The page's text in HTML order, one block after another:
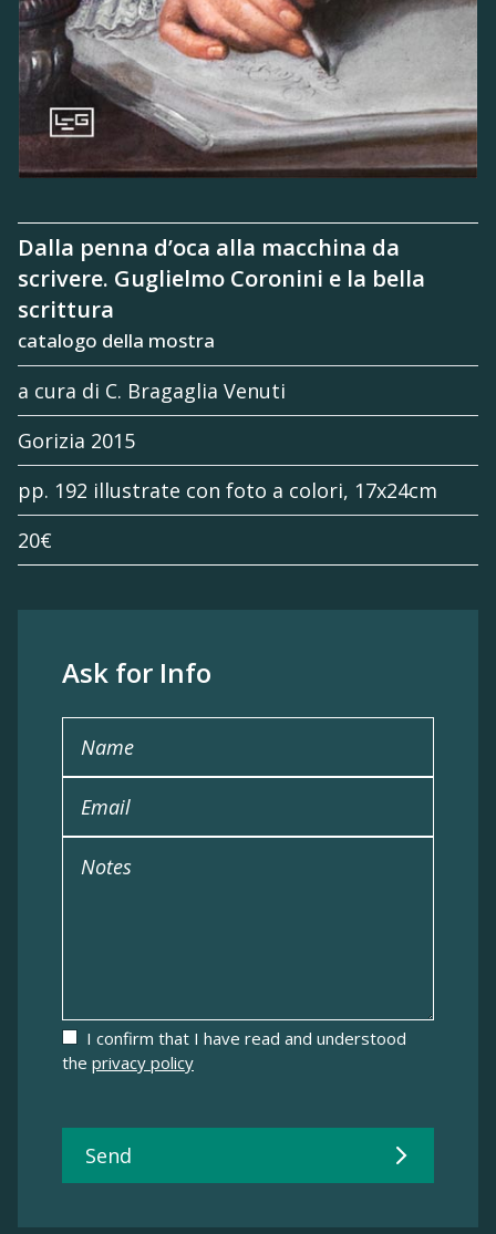
Dalla penna d’oca alla macchina da
scrivere. Guglielmo Coronini e la bella
scrittura
catalogo della mostra
a cura di C. Bragaglia Venuti
Gorizia 2015
pp. 192 illustrate con foto a colori, 17x24cm
20€
Ask for Info
I confirm that I have read and understood
the privacy policy
Send